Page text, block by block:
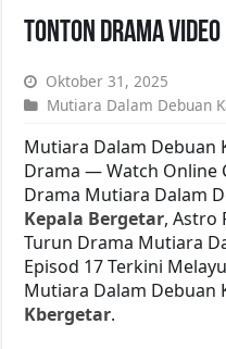
Tonton Drama Video
Oktober 31, 2025
Mutiara Dalam Debuan
Mutiara Dalam Debuan
Drama — Watch Online
Drama Mutiara Dalam
Kepala Bergetar, Astro
Turun Drama Mutiara
Episod 17 Terkini
Mutiara Dalam Debuan
Kbergetar.